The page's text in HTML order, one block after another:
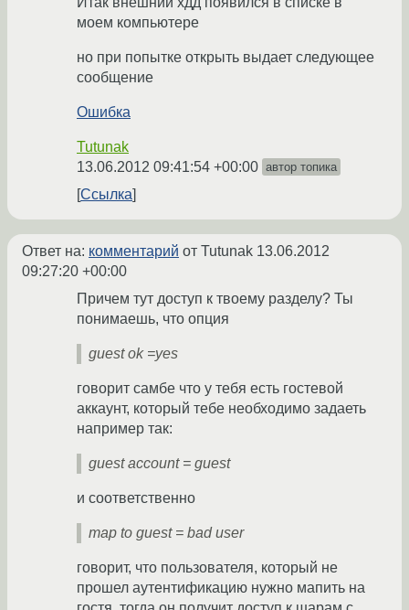
моем компьютере
но при попытке открыть выдает следующее
сообщение
Ошибка
Tutunak
13.06.2012 09:41:54 +00:00 автор топика
Ссылка
Ответ на: комментарий от Tutunak 13.06.2012
09:27:20 +00:00
Причем тут доступ к твоему разделу? Ты
понимаешь, что опция
guest ok =yes
говорит самбе что у тебя есть гостевой
аккаунт, который тебе необходимо задаеть
например так:
guest account = guest
и соответственно
map to guest = bad user
говорит, что пользователя, который не
прошел аутентификацию нужно мапить на